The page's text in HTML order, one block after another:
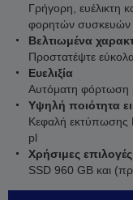
Γρήγορη, ευέλικτη
φορητών συσκευών
Βελτιωμένα
Προστατέψτε
Ευελιξία
Αυτόματη φόρτωση
Υψηλή ποιότητα
Κεφαλή εκτύπωσης
pl
Χρήσιμες επιλογές
SSD 960 GB και